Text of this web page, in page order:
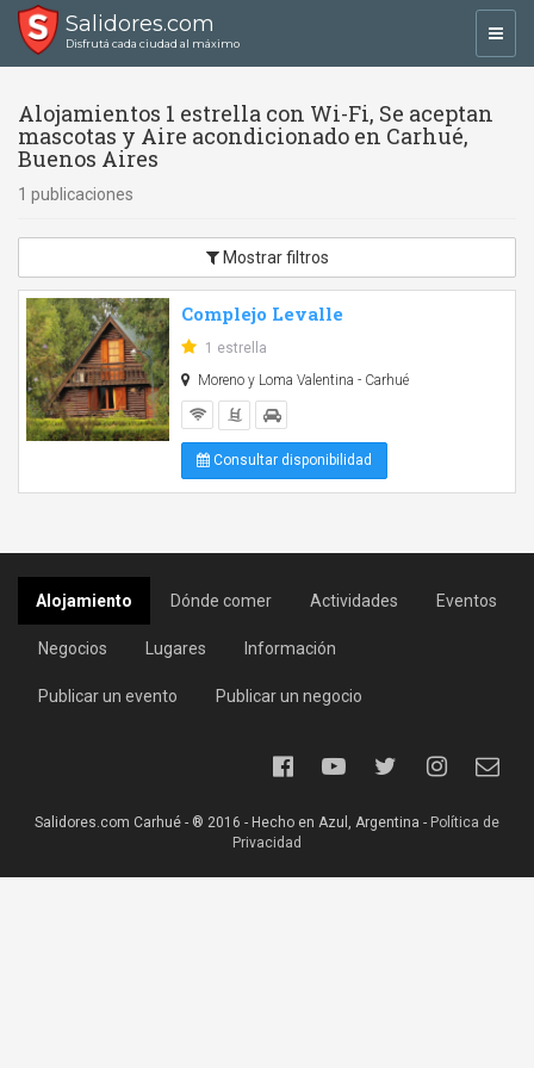
Salidores.com
Disfrutá cada ciudad al máximo
Alojamientos 1 estrella con Wi-Fi, Se aceptan
mascotas y Aire acondicionado en Carhué,
Buenos Aires
1 publicaciones
Mostrar filtros
Complejo Levalle
1 estrella
Moreno y Loma Valentina - Carhué
Consultar disponibilidad
Alojamiento Dónde comer Actividades Eventos
Negocios Lugares Información
Publicar un evento Publicar un negocio
Salidores.com Carhué - ® 2016 - Hecho en Azul, Argentina - Política de
Privacidad